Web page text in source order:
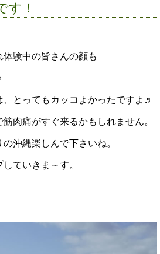
す！
験中の皆さんの顔も
とってもカッコよかったですよ♬
肉痛がすぐ来るかもしれません。
沖縄楽しんで下さいね。
ていきま～す。